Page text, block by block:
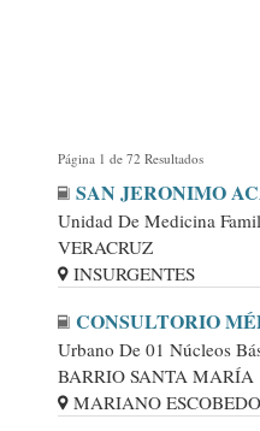
Página 1 de 72 Resultados
SAN JERONIMO
Unidad De Medicina
VERACRUZ
INSURGENTES
CONSULTORIO
Urbano De 01 Núcleos
BARRIO SANTA MARÍA
MARIANO